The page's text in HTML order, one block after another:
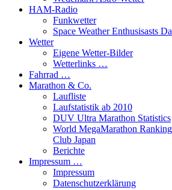
HAM-Radio
Funkwetter
Space Weather Enthusisasts
Wetter
Eigene Wetter-Bilder
Wetterlinks …
Fahrrad …
Marathon & Co.
Laufliste
Laufstatistik ab 2010
DUV Ultra Marathon Statistics
World MegaMarathon
Club Japan
Berichte
Impressum …
Impressum
Datenschutzerklärung